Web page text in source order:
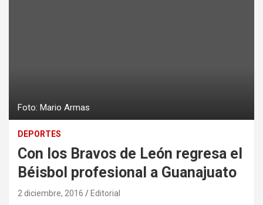
Foto: Mario Armas
DEPORTES
Con los Bravos de León regresa el
Béisbol profesional a Guanajuato
2 diciembre, 2016 Editorial